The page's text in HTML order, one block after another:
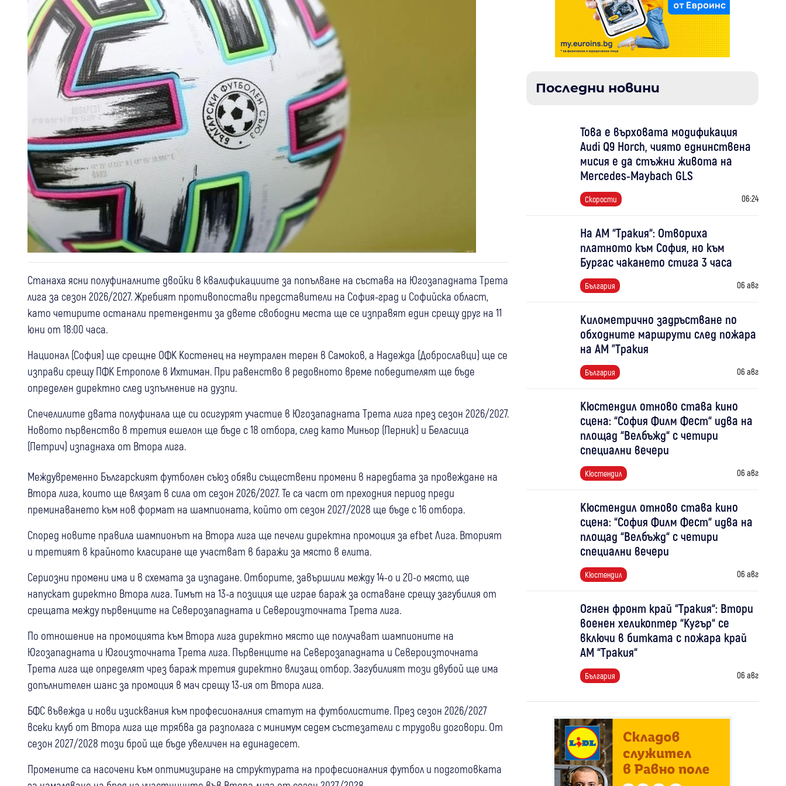
Станаха ясни полуфиналните двойки в квалификациите за попълване на състава на Югозападната Трета
лига за сезон 2026/2027. Жребият противопостави представители на София-град и Софийска област,
като четирите останали претенденти за двете свободни места ще се изправят един срещу друг на 11
юни от 18:00 часа.
Национал (София) ще срещне ОФК Костенец на неутрален терен в Самоков, а Надежда (Доброславци) ще се
изправи срещу ПФК Етрополе в Ихтиман. При равенство в редовното време победителят ще бъде
определен директно след изпълнение на дузпи.
Спечелилите двата полуфинала ще си осигурят участие в Югозападната Трета лига през сезон 2026/2027.
Новото първенство в третия ешелон ще бъде с 18 отбора, след като Миньор (Перник) и Беласица
(Петрич) изпаднаха от Втора лига.
Междувременно Българският футболен съюз обяви съществени промени в наредбата за провеждане на
Втора лига, които ще влязат в сила от сезон 2026/2027. Те са част от преходния период преди
преминаването към нов формат на шампионата, който от сезон 2027/2028 ще бъде с 16 отбора.
Според новите правила шампионът на Втора лига ще печели директна промоция за efbet Лига. Вторият
и третият в крайното класиране ще участват в баражи за място в елита.
Сериозни промени има и в схемата за изпадане. Отборите, завършили между 14-о и 20-о място, ще
напускат директно Втора лига. Тимът на 13-а позиция ще играе бараж за оставане срещу загубилия от
срещата между първенците на Северозападната и Североизточната Трета лига.
По отношение на промоцията към Втора лига директно място ще получават шампионите на
Югозападната и Югоизточната Трета лига. Първенците на Северозападната и Североизточната
Трета лига ще определят чрез бараж третия директно влизащ отбор. Загубилият този двубой ще има
допълнителен шанс за промоция в мач срещу 13-ия от Втора лига.
БФС въвежда и нови изисквания към професионалния статут на футболистите. През сезон 2026/2027
всеки клуб от Втора лига ще трябва да разполага с минимум седем състезатели с трудови договори. От
сезон 2027/2028 този брой ще бъде увеличен на единадесет.
Промените са насочени към оптимизиране на структурата на професионалния футбол и подготовката
Последни новини
Това е върховата модификация
Audi Q9 Horch, чиято еднинствена
мисия е да стъжни живота на
Mercedes-Maybach GLS
Скорости 06:24
На АМ “Тракия“: Отвориха
платното към София, но към
Бургас чакането стига 3 часа
България 06 авг
Километрично задръстване по
обходните маршрути след пожара
на АМ "Тракия
България 06 авг
Кюстендил отново става кино
сцена: “София Филм Фест“ идва на
площад “Велбъжд“ с четири
специални вечери
Кюстендил 06 авг
Кюстендил отново става кино
сцена: “София Филм Фест“ идва на
площад “Велбъжд“ с четири
специални вечери
Кюстендил 06 авг
Огнен фронт край “Тракия“: Втори
военен хеликоптер “Кугър“ се
включи в битката с пожара край
АМ “Тракия“
България 06 авг